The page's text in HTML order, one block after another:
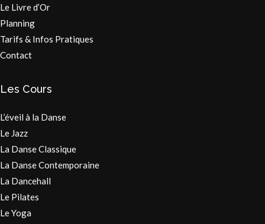
Le Livre d’Or
Planning
Tarifs & Infos Pratiques
Contact
Les Cours
L’éveil à la Danse
Le Jazz
La Danse Classique
La Danse Contemporaine
La Dancehall
Le Pilates
Le Yoga